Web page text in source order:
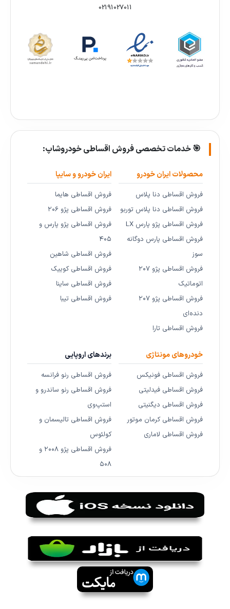
02191027011
🎯 خدمات تخصصی فروش اقساطی خودروشاپ:
محصولات ایران خودرو
فروش اقساطی دنا پلاس
فروش اقساطی دنا پلاس توربو
فروش اقساطی پژو پارس LX
فروش اقساطی پارس دوگانه
سوز
فروش اقساطی پژو ۲۰۷
اتوماتیک
فروش اقساطی پژو ۲۰۷
دنده‌ای
فروش اقساطی تارا
ایران خودرو و سایپا
فروش اقساطی هایما
فروش اقساطی پژو ۲۰۶
فروش اقساطی پژو پارس و
۴۰۵
فروش اقساطی شاهین
فروش اقساطی کوییک
فروش اقساطی ساینا
فروش اقساطی تیبا
خودروهای مونتاژی
فروش اقساطی فونیکس
فروش اقساطی فیدلیتی
فروش اقساطی دیگنیتی
فروش اقساطی کرمان موتور
فروش اقساطی لاماری
برندهای اروپایی
فروش اقساطی رنو فرانسه
فروش اقساطی رنو ساندرو و
استپ‌وی
فروش اقساطی تالیسمان و
کولئوس
فروش اقساطی پژو ۲۰۰۸ و
۵۰۸